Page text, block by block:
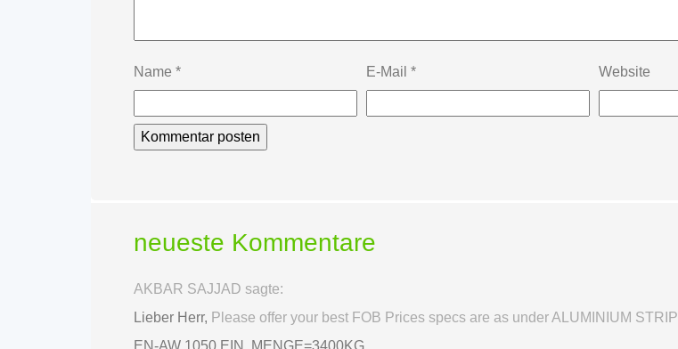
Name * E-Mail * Website
neueste Kommentare
AKBAR SAJJAD sagte:
Lieber Herr, Please offer your best FOB Prices specs are as under ALUMINIUM STRIP
EN-AW 1050 EIN, MENGE=3400KG